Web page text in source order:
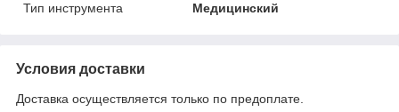
Тип инструмента
Медицинский
Условия доставки
Доставка осуществляется только по предоплате.